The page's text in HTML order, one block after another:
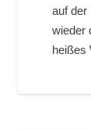
auf der
wieder
heißes